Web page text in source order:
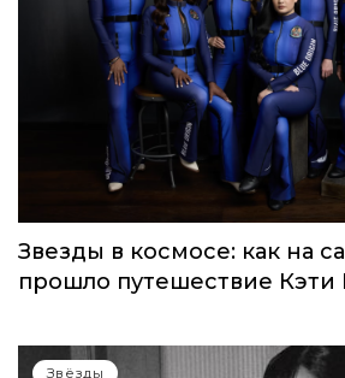
Звезды в космосе: как на
прошло путешествие Кэти
Звёзды